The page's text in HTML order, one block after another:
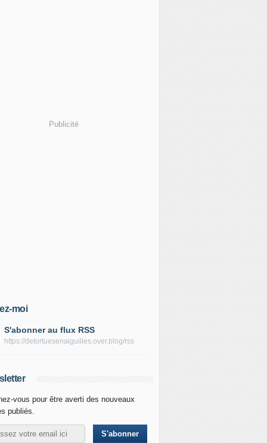
Publicité
moi
S'abonner au flux RSS
https://detortuesenaiguilles.over.blog/rss
vous pour être averti des nouveaux
publiés.